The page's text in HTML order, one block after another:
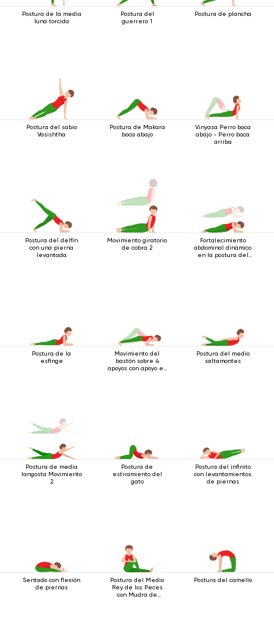
Postura de la media
luna torcida
Postura del
guerrero 1
Postura de plancha
Postura del sabio
Vasishtha
Postura de Makara
boca abajo
Vinyasa Perro boca
abajo - Perro boca
arriba
Postura del delfín
con una pierna
levantada
Movimiento giratorio
de cobra 2
Fortalecimiento
abdominal dinámico
en la postura del
Postura de la
esfinge
Movimiento del
bastón sobre 4
apoyos con apoyo en
Postura del medio
saltamontes
Postura de media
langosta Movimiento
2
Postura de
estiramiento del
gato
Postura del infinito
con levantamientos
de piernas
Sentado con flexión
de piernas
Postura del Medio
Rey de los Peces
con Mudra de
Postura del camello